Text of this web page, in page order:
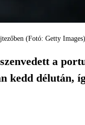
(Fotó: Getty Images)
a
kedd délután,